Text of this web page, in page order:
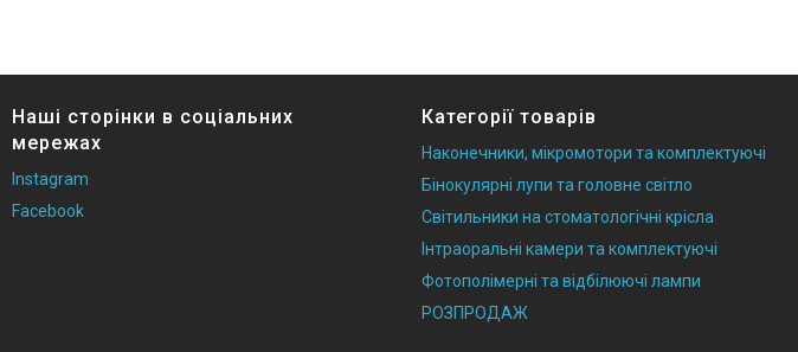
Наші сторінки в соціальних
мережах
Instagram
Facebook
Категорії товарів
Наконечники, мікромотори та комплектуючі
Бінокулярні лупи та головне світло
Світильники на стоматологічні крісла
Інтраоральні камери та комплектуючі
Фотополімерні та відбілюючі лампи
РОЗПРОДАЖ